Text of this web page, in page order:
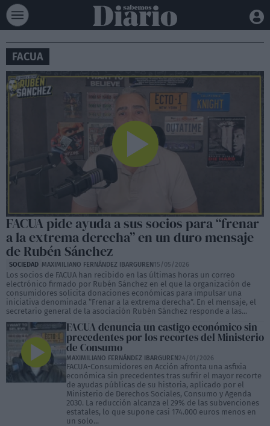
FACUA
FACUA pide ayuda a sus socios para “frenar
a la extrema derecha” en un duro mensaje
de Rubén Sánchez
SOCIEDAD MAXIMILIANO FERNÁNDEZ IBARGUREN15/05/2026
Los socios de FACUA han recibido en las últimas horas un correo
electrónico firmado por Rubén Sánchez en el que la organización de
consumidores solicita donaciones económicas para impulsar una
iniciativa denominada “Frenar a la extrema derecha”. En el mensaje, el
secretario general de la asociación Rubén Sánchez responde a las...
FACUA denuncia un castigo económico sin
precedentes por los recortes del Ministerio
de Consumo
MAXIMILIANO FERNÁNDEZ IBARGUREN24/01/2026
FACUA-Consumidores en Acción afronta una asfixia
económica sin precedentes tras sufrir el mayor recorte
de ayudas públicas de su historia, aplicado por el
Ministerio de Derechos Sociales, Consumo y Agenda
2030. La reducción alcanza el 29% de las subvenciones
estatales, lo que supone casi 174.000 euros menos en
un solo...